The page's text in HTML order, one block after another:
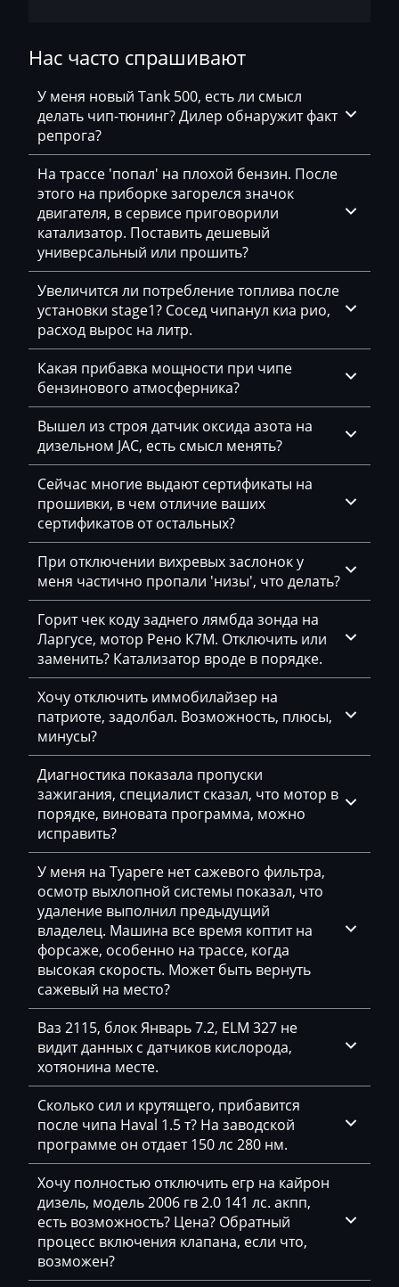
Farmtrac
FAW
Fendt
Fiat
Ford
Foton
Freightliner
Furukawa
GAC
Geely
Gehl
Genie
Genset
GMC
Great Wall
Grove
Groz
Hafei
Haima
Hamm
Hatz
Haval
Hawtai
Hidromek
Higer
Hino
Hitachi
Honda
Hongqi
Huanghai
Hummer
Hyster
Hyundai
Infiniti
Нас часто спрашивают
У меня новый Tank 500, есть ли смысл
делать чип-тюнинг? Дилер обнаружит факт
репрога?
На трассе 'попал' на плохой бензин. После
этого на приборке загорелся значок
двигателя, в сервисе приговорили
катализатор. Поставить дешевый
универсальный или прошить?
Увеличится ли потребление топлива после
установки stage1? Сосед чипанул киа рио,
расход вырос на литр.
Какая прибавка мощности при чипе
бензинового атмосферника?
Вышел из строя датчик оксида азота на
дизельном JAC, есть смысл менять?
Сейчас многие выдают сертификаты на
прошивки, в чем отличие ваших
сертификатов от остальных?
При отключении вихревых заслонок у
меня частично пропали 'низы', что делать?
Горит чек коду заднего лямбда зонда на
Ларгусе, мотор Рено К7М. Отключить или
заменить? Катализатор вроде в порядке.
Хочу отключить иммобилайзер на
патриоте, задолбал. Возможность, плюсы,
минусы?
Диагностика показала пропуски
зажигания, специалист сказал, что мотор в
порядке, виновата программа, можно
исправить?
У меня на Туареге нет сажевого фильтра,
осмотр выхлопной системы показал, что
удаление выполнил предыдущий
владелец. Машина все время коптит на
форсаже, особенно на трассе, когда
высокая скорость. Может быть вернуть
сажевый на место?
Ваз 2115, блок Январь 7.2, ELM 327 не
видит данных с датчиков кислорода,
хотяонина месте.
Сколько сил и крутящего, прибавится
после чипа Haval 1.5 т? На заводской
программе он отдает 150 лс 280 нм.
Хочу полностью отключить егр на кайрон
дизель, модель 2006 гв 2.0 141 лс. акпп,
есть возможность? Цена? Обратный
процесс включения клапана, если что,
возможен?